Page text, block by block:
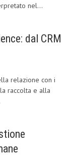
nel...
dal CRM
relazione con i
raccolta e alla